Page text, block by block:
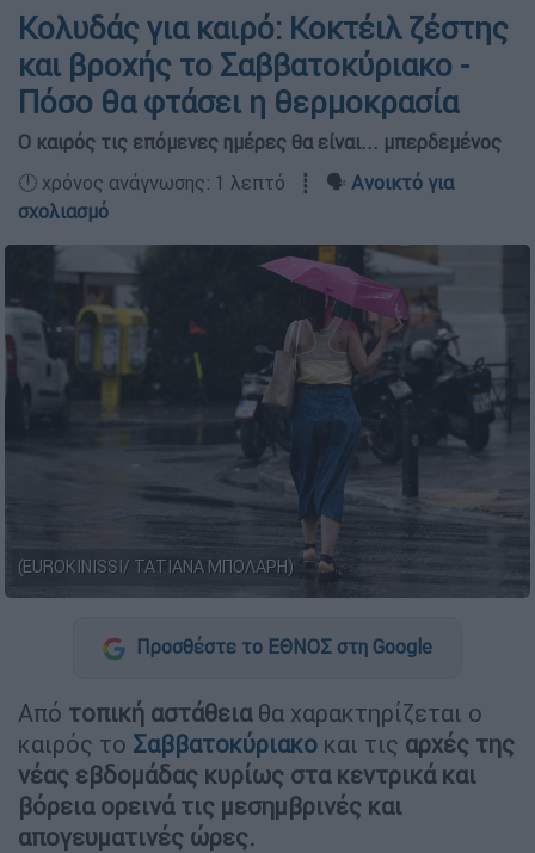
Κολυδάς για καιρό: Κοκτέιλ ζέστης
και βροχής το Σαββατοκύριακο -
Πόσο θα φτάσει η θερμοκρασία
Ο καιρός τις επόμενες ημέρες θα είναι... μπερδεμένος
🕛 χρόνος ανάγνωσης: 1 λεπτό ┋ 🗣️ Ανοικτό για
σχολιασμό
(EUROKINISSI/ ΤΑΤΙΑΝΑ ΜΠΟΛΑΡΗ)
Προσθέστε το ΕΘΝΟΣ στη Google
Από τοπική αστάθειαθα χαρακτηρίζεται ο
καιρός το Σαββατοκύριακο και τις αρχές της
νέας εβδομάδας κυρίως στα κεντρικά και
βόρεια ορεινά τις μεσημβρινές και
απογευματινές ώρες.